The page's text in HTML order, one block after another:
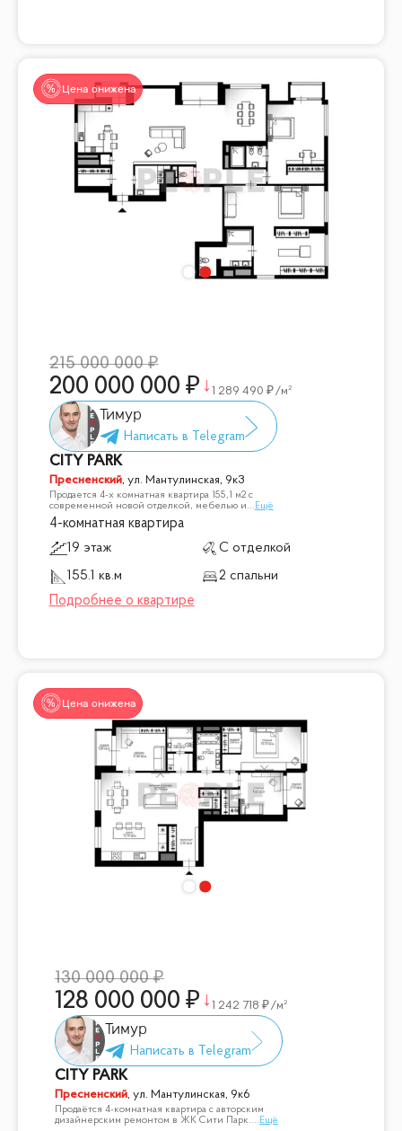
Цена снижена
215 000 000
200 000 000 1 289 490 /м²
Тимур
CITY PARK
Пресненский, ул. Мантулинская, 9к3
Продается 4-х комнатная квартира 155,1 м2 с
современной новой отделкой, мебелью и... Ещё
4-комнатная квартира
19 этаж
С отделкой
155.1 кв.м
2 спальни
Цена снижена
130 000 000
128 000 000 1 242 718 /м²
Тимур
CITY PARK
Пресненский,ул. Мантулинская, 9к6
Продаётся 4-комнатная квартира с авторским
дизайнерским ремонтом в ЖК Сити Парк.... Ещё